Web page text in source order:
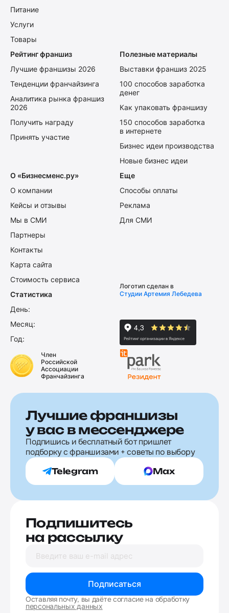
Питание
Услуги
Товары
Рейтинг франшиз
Лучшие франшизы 2026
Тенденции франчайзинга
Аналитика рынка франшиз
2026
Получить награду
Принять участие
Полезные материалы
Выставки франшиз 2025
100 способов заработка
денег
Как упаковать франшизу
150 способов заработка
в интернете
Бизнес идеи производства
Новые бизнес идеи
О «Бизнесменс.ру»
О компании
Кейсы и отзывы
Мы в СМИ
Партнеры
Контакты
Карта сайта
Стоимость сервиса
Еще
Способы оплаты
Реклама
Для СМИ
Статистика
День:
Месяц:
Год:
Логотип сделан в
Студии Артемия Лебедева
Член
Российской
Ассоциации
Франчайзинга
Лучшие франшизы
у вас в мессенджере
Подпишись и бесплатный бот пришлет
подборку с франшизами + советы по выбору
Telegram Max
Подпишитесь
на рассылку
Подписаться
Оставляя почту, вы даёте согласие на обработку
персональных данных